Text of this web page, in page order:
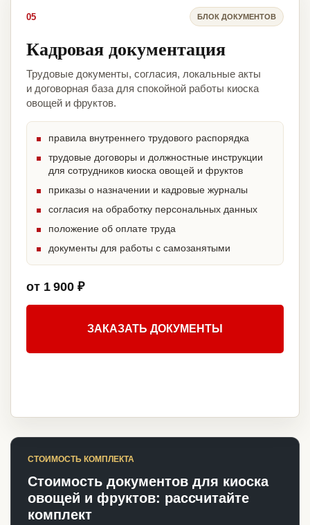
05 БЛОК ДОКУМЕНТОВ
Кадровая документация
Трудовые документы, согласия, локальные акты
и договорная база для спокойной работы киоска
овощей и фруктов.
правила внутреннего трудового распорядка
трудовые договоры и должностные инструкции
для сотрудников киоска овощей и фруктов
приказы о назначении и кадровые журналы
согласия на обработку персональных данных
положение об оплате труда
документы для работы с самозанятыми
от 1 900 ₽
ЗАКАЗАТЬ ДОКУМЕНТЫ
СТОИМОСТЬ КОМПЛЕКТА
Стоимость документов для киоска
овощей и фруктов: рассчитайте
комплект